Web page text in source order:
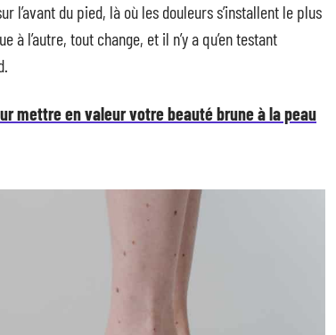
du pied, là où les douleurs s’installent le plus
à l’autre, tout change, et il n’y a qu’en testant
mettre en valeur votre beauté brune à la peau